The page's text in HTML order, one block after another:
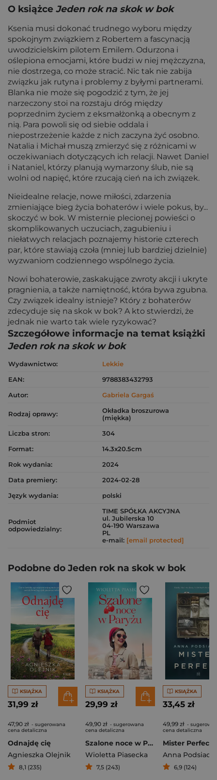
O książce Jeden rok na skok w bok
Ksenia musi dokonać trudnego wyboru między
spokojnym związkiem z Robertem a fascynacją
uwodzicielskim pilotem Emilem. Odurzona i
oślepiona emocjami, które budzi w niej mężczyzna,
nie dostrzega, co może stracić. Nic tak nie zabija
związku jak rutyna i problemy z byłymi partnerami.
Blanka nie może się pogodzić z tym, że jej
narzeczony stoi na rozstaju dróg między
poprzednim życiem z eksmałżonką a obecnym z
nią. Para powoli się od siebie oddala i
niepostrzeżenie każde z nich zaczyna żyć osobno.
Natalia i Michał muszą zmierzyć się z różnicami w
oczekiwaniach dotyczących ich relacji. Nawet Daniel
i Nataniel, którzy planują wymarzony ślub, nie są
wolni od napięć, które rzucają cień na ich związek.
Nieidealne relacje, nowe miłości, zdarzenia
zmieniające bieg życia bohaterów i wiele pokus, by...
skoczyć w bok. W misternie plecionej powieści o
skomplikowanych uczuciach, zagubieniu i
niełatwych relacjach poznajemy historie czterech
par, które stawiają czoła (mniej lub bardziej dzielnie)
wyzwaniom codziennego wspólnego życia.
Nowi bohaterowie, zaskakujące zwroty akcji i ukryte
pragnienia, a także namiętność, która bywa zgubna.
Czy związek idealny istnieje? Który z bohaterów
zdecyduje się na skok w bok? A kto stwierdzi, że
jednak nie warto tak wiele ryzykować?
Szczegółowe informacje na temat książki
Jeden rok na skok w bok
Wydawnictwo:
Lekkie
EAN:
9788383432793
Autor:
Gabriela Gargaś
Rodzaj oprawy:
Okładka broszurowa
(miękka)
Liczba stron:
304
Format:
14.3x20.5cm
Rok wydania:
2024
Data premiery:
2024-02-28
Język wydania:
polski
Podmiot
odpowiedzialny:
TIME SPÓŁKA AKCYJNA
ul. Jubilerska 10
04-190 Warszawa
PL
e-mail: [email protected]
Podobne do Jeden rok na skok w bok
KSIĄŻKA
31,99 zł
47,90 zł - sugerowana
cena detaliczna
Odnajdę cię
Agnieszka Olejnik
8,1 (235)
KSIĄŻKA
29,99 zł
49,90 zł - sugerowana
cena detaliczna
Szalone noce w Paryżu
Wioletta Piasecka
7,5 (243)
KSIĄŻKA
33,45 zł
49,99 zł -
cena detaliczna
Mister Perfect
Anna Podsiadło
6,9 (124)